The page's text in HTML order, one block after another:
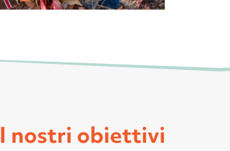
I nostri obiettivi